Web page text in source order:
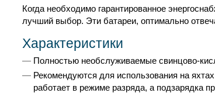
Когда необходимо гарантированное
лучший выбор. Эти батареи, оптимально
Характеристики
Полностью необслуживаемые свинцово-
Рекомендуются для использования на
работает в режиме разряда, а подзарядка